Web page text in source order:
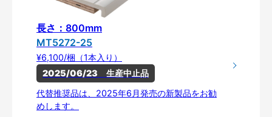
長さ：800mm
MT5272-25
¥6,100/梱（1本入り）
2025/06/23　生産中止品
代替推奨品は、2025年6月発売の新製品をお勧
めします。